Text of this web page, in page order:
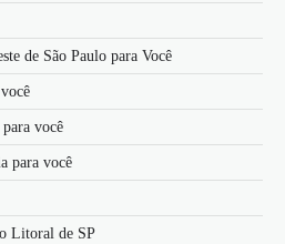
de São Paulo para Você
você
para você
Litoral de SP